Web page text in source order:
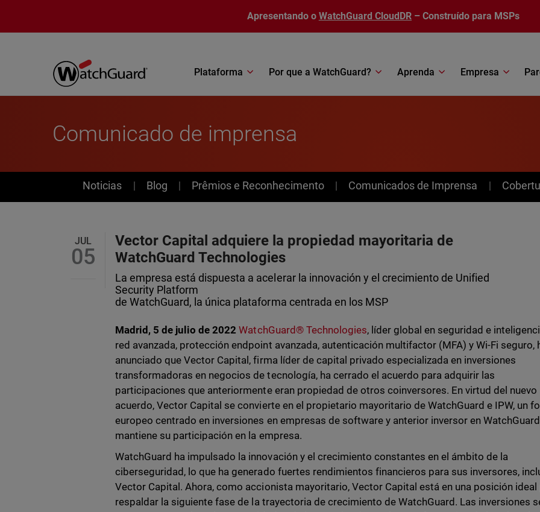
Apresentando o WatchGuard CloudDR – Construído para MSPs
Plataforma Por que a WatchGuard? Aprenda Empresa
Comunicado de imprensa
News
Noticias Blog Prêmios e Reconhecimento Comunicados de Imprensa
JUL
05
Vector Capital adquiere la propiedad mayoritaria de
WatchGuard Technologies
La empresa está dispuesta a acelerar la innovación y el crecimiento de Unified
Security Platform
de WatchGuard, la única plataforma centrada en los MSP
Madrid, 5 de julio de 2022 WatchGuard® Technologies, líder global en seguridad e
red avanzada, protección endpoint avanzada, autenticación multifactor (MFA) y Wi-Fi seguro,
anunciado que Vector Capital, firma líder de capital privado especializada en inversiones
transformadoras en negocios de tecnología, ha cerrado el acuerdo para adquirir las
participaciones que anteriormente eran propiedad de otros coinversores. En virtud del nuevo
acuerdo, Vector Capital se convierte en el propietario mayoritario de WatchGuard e IPW, un
europeo centrado en inversiones en empresas de software y anterior inversor en
mantiene su participación en la empresa.
WatchGuard ha impulsado la innovación y el crecimiento constantes en el ámbito de la
ciberseguridad, lo que ha generado fuertes rendimientos financieros para sus inversores,
Vector Capital. Ahora, como accionista mayoritario, Vector Capital está en una posición ideal
respaldar la siguiente fase de la trayectoria de crecimiento de WatchGuard. Las inversiones